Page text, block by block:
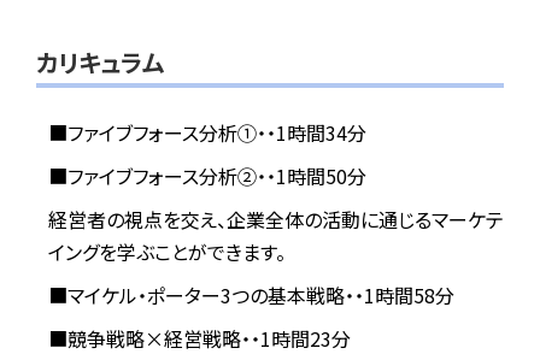
カリキュラム
■ファイブフォース分析①・・1時間34分
■ファイブフォース分析②・・1時間50分
経営者の視点を交え、企業全体の活動に通じるマーケテ
イングを学ぶことができます。
■マイケル・ポーター3つの基本戦略・・1時間58分
■競争戦略×経営戦略・・1時間23分